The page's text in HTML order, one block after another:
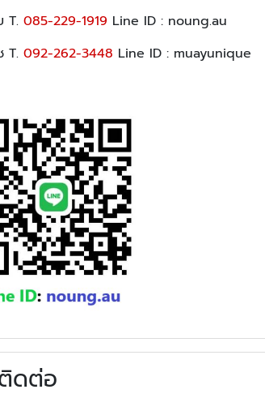
T. 085-229-1919 Line ID : noung.au
T. 092-262-3448 Line ID : muayunique
ดต่อ